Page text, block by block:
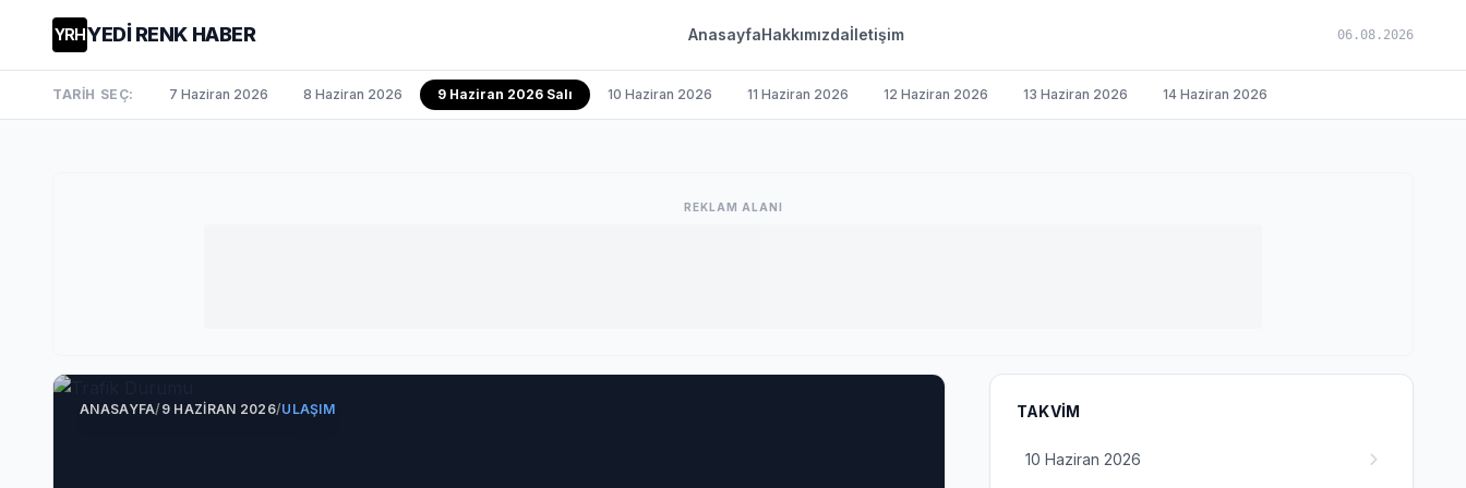
YRHYEDİ RENK HABER AnasayfaHakkımızdaİletişim 06.08.2026
TARİH SEÇ: 7 Haziran 2026 8 Haziran 2026 9 Haziran 2026 Salı 10 Haziran 2026 11 Haziran 2026 12 Haziran 2026 13 Haziran 2026 14 Haziran 2026
REKLAM ALANI
ANASAYFA/9 HAZIRAN 2026/ULAŞIM TAKVIM
10 Haziran 2026